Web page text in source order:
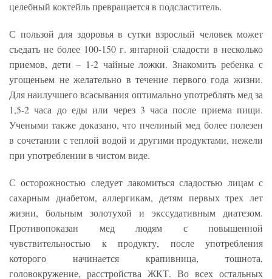
целебный коктейль превращается в подсластитель.
С пользой для здоровья в сутки взрослый человек может
съедать не более 100-150 г. янтарной сладости в несколько
приемов, дети – 1-2 чайные ложки. Знакомить ребенка с
угощеньем не желательно в течение первого года жизни.
Для наилучшего всасывания оптимально употреблять мед за
1,5-2 часа до еды или через 3 часа после приема пищи.
Учеными также доказано, что пчелиный мед более полезен
в сочетании с теплой водой и другими продуктами, нежели
при употреблении в чистом виде.
С осторожностью следует лакомиться сладостью лицам с
сахарным диабетом, аллергикам, детям первых трех лет
жизни, больным золотухой и экссудативным диатезом.
Противопоказан мед людям с повышенной
чувствительностью к продукту, после употребления
которого начинается крапивница, тошнота,
головокружение, расстройства ЖКТ. Во всех остальных